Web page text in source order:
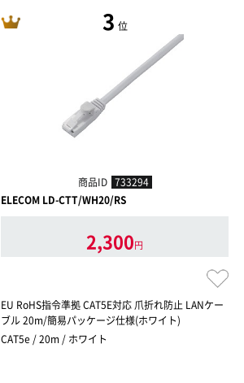
3 位
商品ID 733294
ELECOM LD-CTT/WH20/RS
2,300円
EU RoHS指令準拠 CAT5E対応 爪折れ防止 LANケー
ブル 20m/簡易パッケージ仕様(ホワイト)
CAT5e / 20m / ホワイト